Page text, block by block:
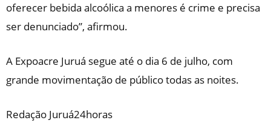
oferecer bebida alcoólica a menores é crime e precisa
ser denunciado”, afirmou.
A Expoacre Juruá segue até o dia 6 de julho, com
grande movimentação de público todas as noites.
Redação Juruá24horas